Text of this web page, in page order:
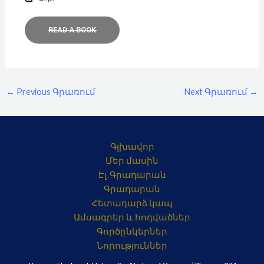
READ A BOOK
← Previous Գրառում Next Գրառում →
Գլխավոր
Մեր մասին
Էլ․Գրադարան
Գրադարան
Հետադարձ կապ
Ամսագրեր և հոդվածներ
Գործընկերներ
Նորություններ